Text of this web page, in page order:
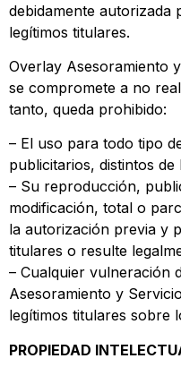
debidamente autorizada
legítimos titulares.
Overlay Asesoramiento
se compromete a no
tanto, queda prohibido:
– El uso para todo tipo
publicitarios, distintos
– Su reproducción,
modificación, total o
la autorización previa y
titulares o resulte
– Cualquier vulneración
Asesoramiento y
legítimos titulares sobre
PROPIEDAD